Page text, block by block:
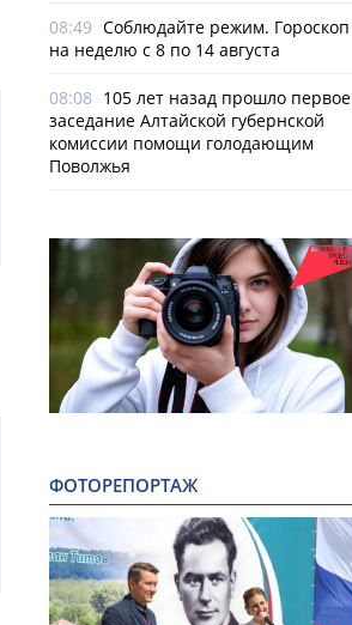
08:49 Соблюдайте режим. Гороскоп
на неделю с 8 по 14 августа
08:08 105 лет назад прошло первое
заседание Алтайской губернской
комиссии помощи голодающим
Поволжья
ФОТОРЕПОРТАЖ